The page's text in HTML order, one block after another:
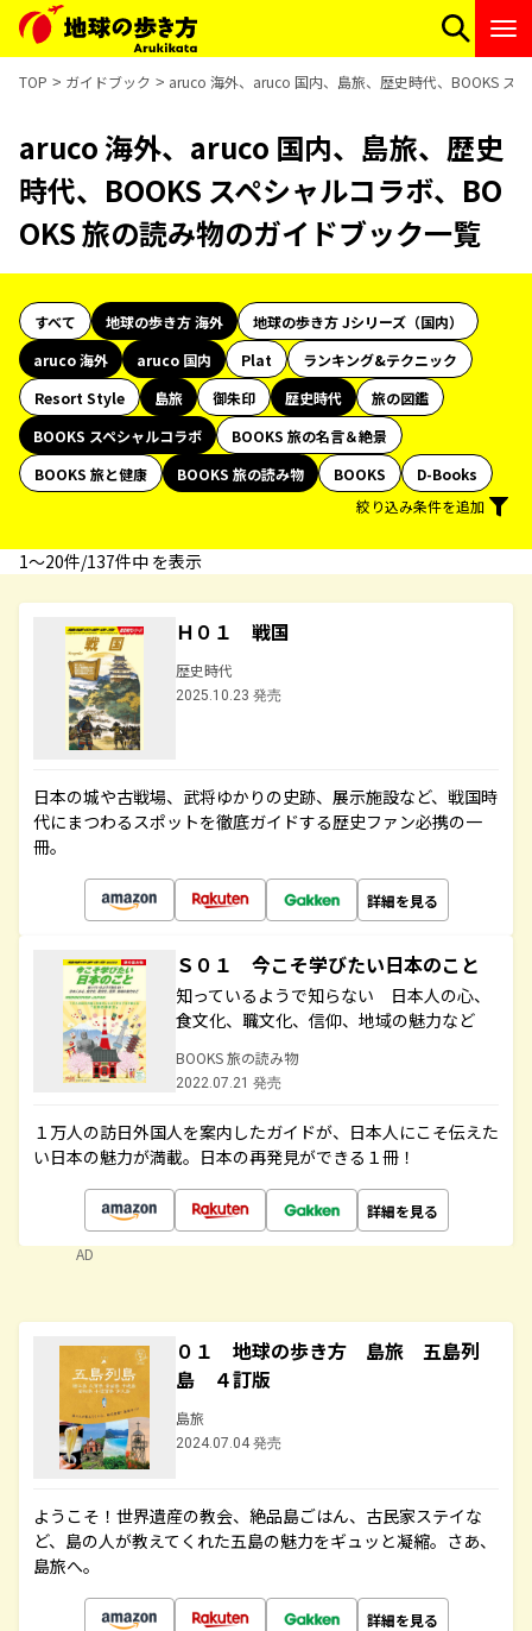
TOP ガイドブック aruco 海外、aruco 国内、島旅、歴史時代、BOOKS ス
aruco 海外、aruco 国内、島旅、歴史
時代、BOOKS スペシャルコラボ、BO
OKS 旅の読み物のガイドブック一覧
すべて 地球の歩き方 海外
地球の歩き方 Jシリーズ（国内）
aruco 海外
aruco 国内 Plat
ランキング&テクニック
Resort Style
島旅 御朱印 歴史時代
旅の図鑑
BOOKS スペシャルコラボ
BOOKS 旅の名言＆絶景
BOOKS 旅と健康
BOOKS 旅の読み物 BOOKS
D-Books
絞り込み条件を追加
1〜20件/137件中 を表示
Ｈ０１ 戦国
歴史時代
2025.10.23 発売
日本の城や古戦場、武将ゆかりの史跡、展示施設など、戦国時
代にまつわるスポットを徹底ガイドする歴史ファン必携の一
冊。
詳細を見る
Ｓ０１ 今こそ学びたい日本のこと
知っているようで知らない 日本人の心、
食文化、職文化、信仰、地域の魅力など
BOOKS 旅の読み物
2022.07.21 発売
１万人の訪日外国人を案内したガイドが、日本人にこそ伝えた
い日本の魅力が満載。日本の再発見ができる１冊！
詳細を見る
AD
０１ 地球の歩き方 島旅 五島列
島 ４訂版
島旅
2024.07.04 発売
ようこそ！世界遺産の教会、絶品島ごはん、古民家ステイな
ど、島の人が教えてくれた五島の魅力をギュッと凝縮。さあ、
島旅へ。
詳細を見る